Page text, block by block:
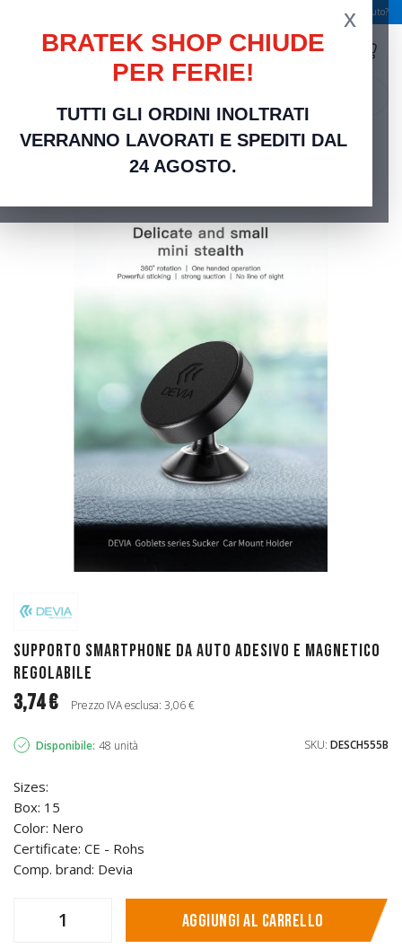
Serve aiuto?
x
BRATEK SHOP CHIUDE
PER FERIE!
TUTTI GLI ORDINI INOLTRATI
VERRANNO LAVORATI E SPEDITI DAL
24 AGOSTO.
Home Telefonia e Accessori
Supporto Smartphone da Auto Adesivo e Magnetico
Regolabile
Supporto Smartphone da Auto Adesivo e Magnetico
Regolabile
3,74 € Prezzo IVA esclusa: 3,06 €
Disponibile: 48 unità SKU: DESCH555B
Sizes:
Box: 15
Color: Nero
Certificate: CE - Rohs
Comp. brand: Devia
Aggiungi al carrello